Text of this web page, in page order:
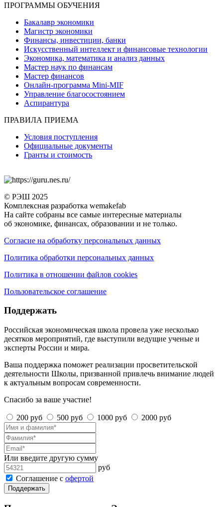
ПРОГРАММЫ ОБУЧЕНИЯ
Бакалавр экономики
Магистр экономики
Финансы, инвестиции, банки
Искусственный интеллект и финансовые технологии
Экономика, математика и анализ данных
Мастер наук по финансам
Мастер финансов
Онлайн-программа Mini-MIF
Управление благосостоянием
Аспирантура
ПРАВИЛА ПРИЕМА
Условия поступления
Официальные документы
Гранты и стоимость
© РЭШ 2025
Комплексная разработка wemakefab
На сайте собраны все самые интересные материалы
об экономике, финансах, образовании и не только.
Согласие на обработку персональных данных
Политика обработки персональных данных
Политика в отношении файлов cookies
Пользовательское соглашение
Поддержать
Российская экономическая школа провела уже несколько
десятков мероприятий, где выступили ведущие ученые и
эксперты России и мира.
Ваша поддержка поможет реализации просветительской
деятельности Школы, призванной привлечь внимание людей
к актуальным вопросам современности.
Спасибо за ваше участие!
200 руб 500 руб 1000 руб 2000 руб
Или введите другую сумму
руб
Соглашение с офертой
Поддержать